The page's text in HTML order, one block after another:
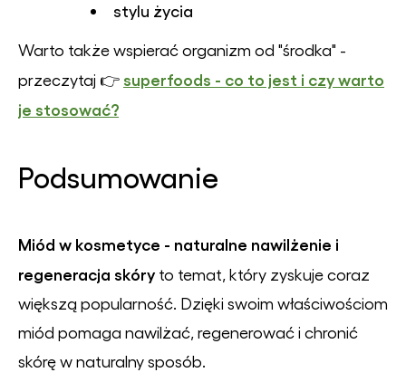
stylu życia
Warto także wspierać organizm od "środka" -
przeczytaj 👉 superfoods - co to jest i czy warto
je stosować?
Podsumowanie
Miód w kosmetyce - naturalne nawilżenie i
regeneracja skóry to temat, który zyskuje coraz
większą popularność. Dzięki swoim właściwościom
miód pomaga nawilżać, regenerować i chronić
skórę w naturalny sposób.